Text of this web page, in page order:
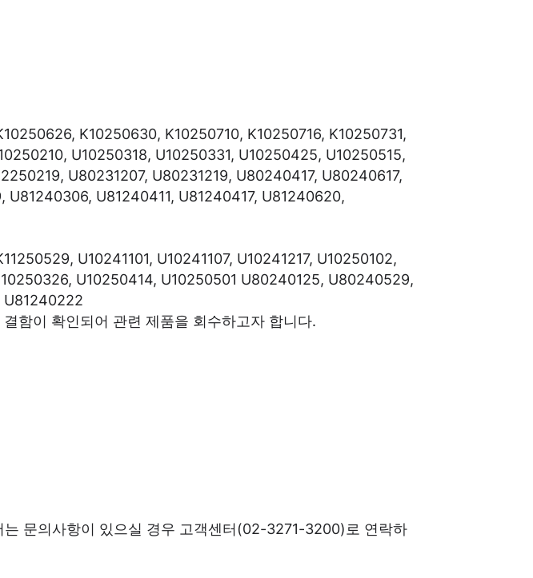
K10250630, K10250710, K10250716, K10250731,
U10250318, U10250331, U10250425, U10250515,
U80231207, U80231219, U80240417, U80240617,
U81240411, U81240417, U81240620,
U10241101, U10241107, U10241217, U10250102,
U10250414, U10250501 U80240125, U80240529,
U81240222
함이 확인되어 관련 제품을 회수하고자 합니다.
문의사항이 있으실 경우 고객센터(02-3271-3200)로 연락하